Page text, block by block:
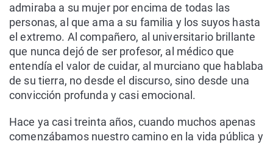
admiraba a su mujer por encima de todas las
personas, al que ama a su familia y los suyos hasta
el extremo. Al compañero, al universitario brillante
que nunca dejó de ser profesor, al médico que
entendía el valor de cuidar, al murciano que hablaba
de su tierra, no desde el discurso, sino desde una
convicción profunda y casi emocional.
Hace ya casi treinta años, cuando muchos apenas
comenzábamos nuestro camino en la vida pública y